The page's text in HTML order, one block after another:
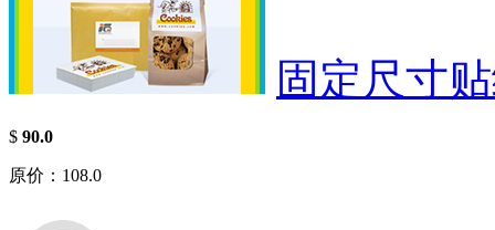
固定尺寸
$ 90.0
原价：108.0